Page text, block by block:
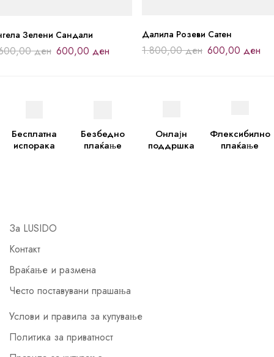
Зелени Сандали
ден 600,00 ден
Далила Розеви Сатен
1.800,00ден 600,00 ден
Бесплатна
испорака
Безбедно
плаќање
Онлајн
поддршка
Флексибилно
плаќање
За LUSIDO
Контакт
Враќање и размена
Често поставувани прашања
Услови и правила за купување
Политика за приватност